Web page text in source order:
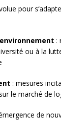
pour
:
ou à la
: mesures
le marché de
de